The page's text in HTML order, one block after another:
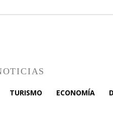
TURISMO ECONOMÍA